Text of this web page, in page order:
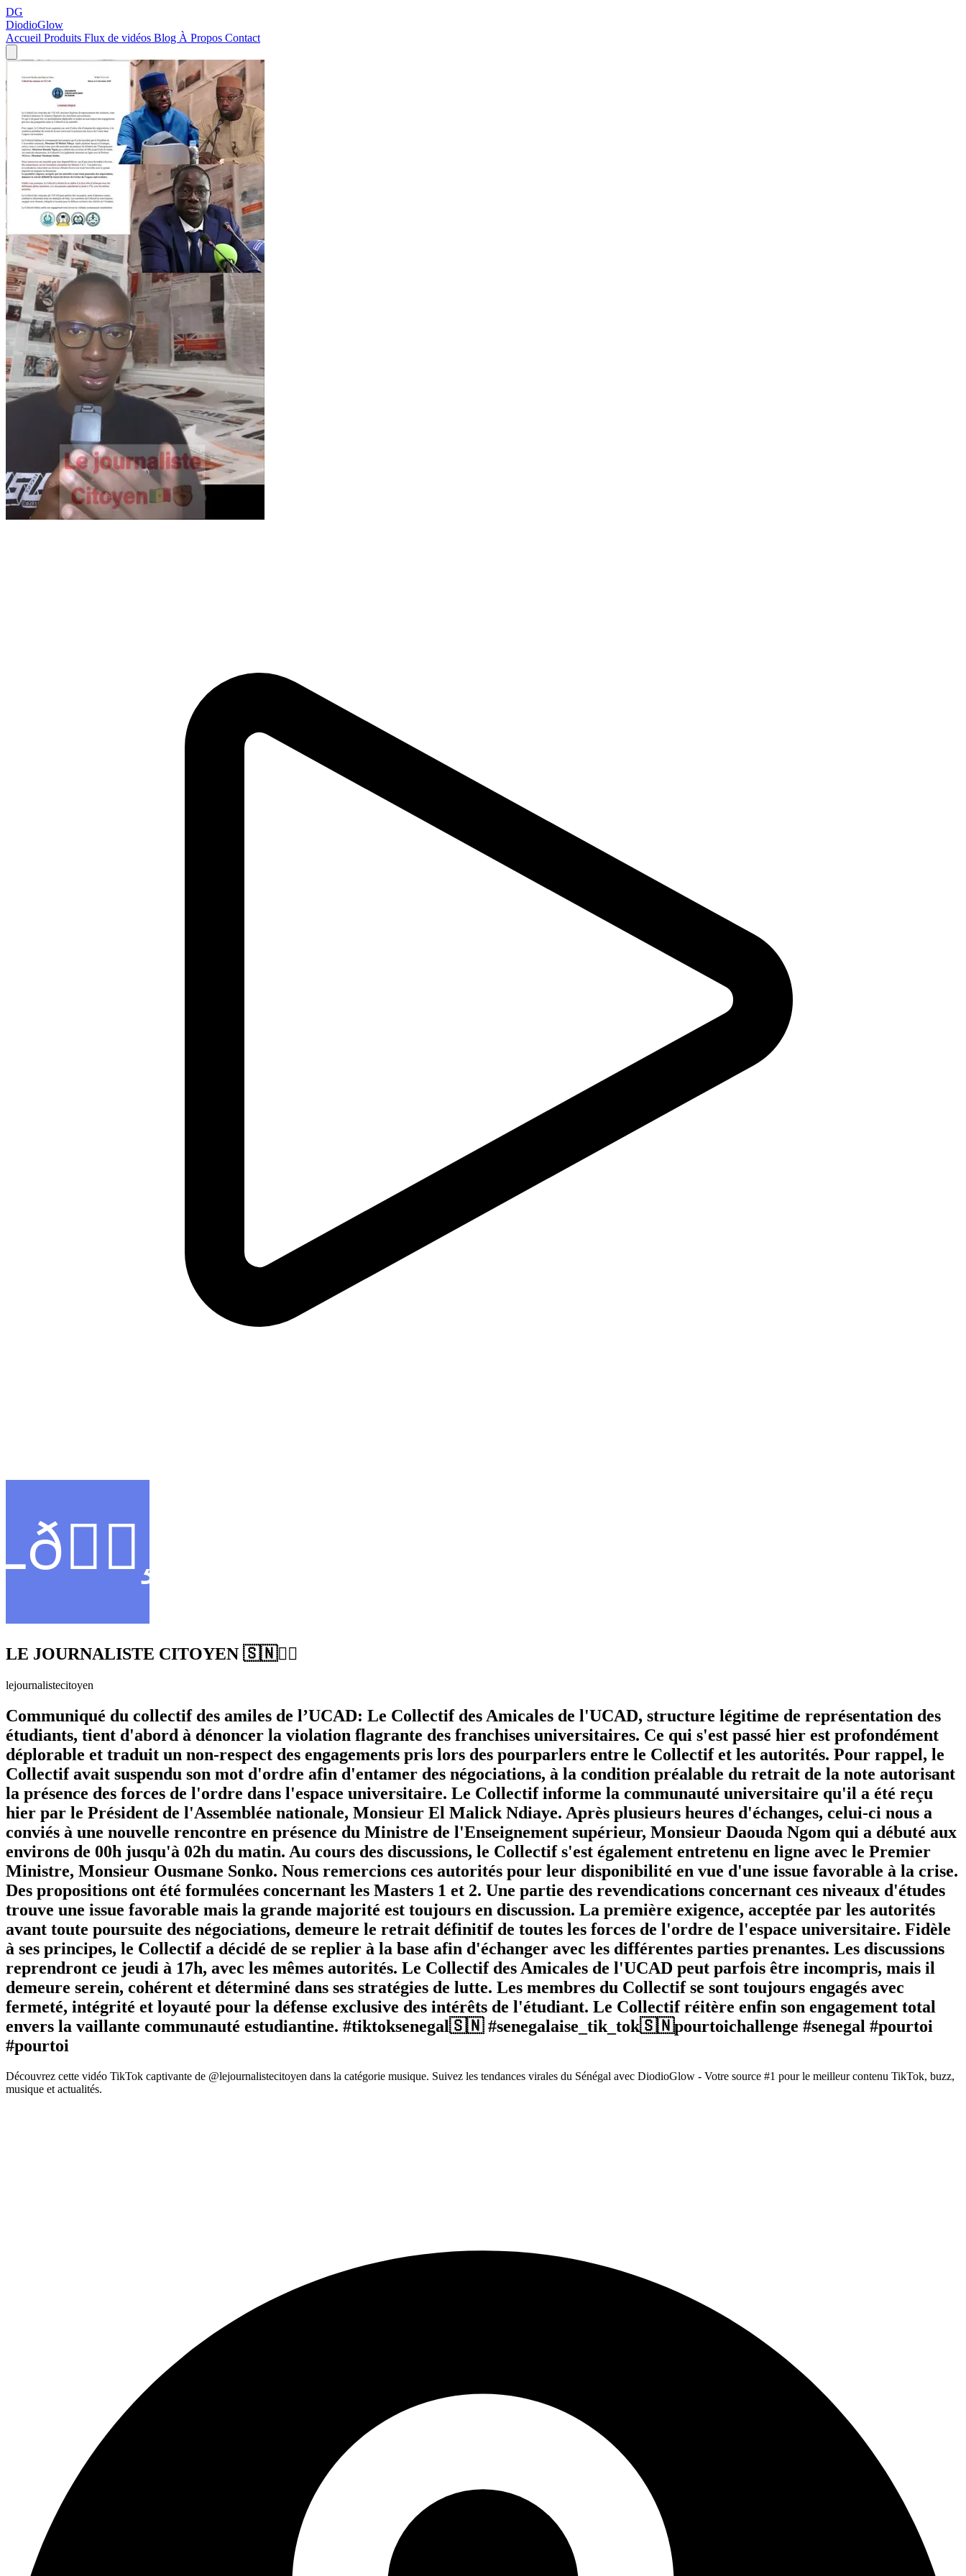
DG
DiodioGlow
Accueil Produits Flux de vidéos Blog À Propos Contact
LE JOURNALISTE CITOYEN 🇸🇳✊🏿
lejournalistecitoyen
Communiqué du collectif des amiles de l’UCAD: Le Collectif des Amicales de l'UCAD, structure légitime de représentation des
étudiants, tient d'abord à dénoncer la violation flagrante des franchises universitaires. Ce qui s'est passé hier est profondément
déplorable et traduit un non-respect des engagements pris lors des pourparlers entre le Collectif et les autorités. Pour rappel, le
Collectif avait suspendu son mot d'ordre afin d'entamer des négociations, à la condition préalable du retrait de la note autorisant
la présence des forces de l'ordre dans l'espace universitaire. Le Collectif informe la communauté universitaire qu'il a été reçu
hier par le Président de l'Assemblée nationale, Monsieur El Malick Ndiaye. Après plusieurs heures d'échanges, celui-ci nous a
conviés à une nouvelle rencontre en présence du Ministre de l'Enseignement supérieur, Monsieur Daouda Ngom qui a débuté aux
environs de 00h jusqu'à 02h du matin. Au cours des discussions, le Collectif s'est également entretenu en ligne avec le Premier
Ministre, Monsieur Ousmane Sonko. Nous remercions ces autorités pour leur disponibilité en vue d'une issue favorable à la crise.
Des propositions ont été formulées concernant les Masters 1 et 2. Une partie des revendications concernant ces niveaux d'études
trouve une issue favorable mais la grande majorité est toujours en discussion. La première exigence, acceptée par les autorités
avant toute poursuite des négociations, demeure le retrait définitif de toutes les forces de l'ordre de l'espace universitaire. Fidèle
à ses principes, le Collectif a décidé de se replier à la base afin d'échanger avec les différentes parties prenantes. Les discussions
reprendront ce jeudi à 17h, avec les mêmes autorités. Le Collectif des Amicales de l'UCAD peut parfois être incompris, mais il
demeure serein, cohérent et déterminé dans ses stratégies de lutte. Les membres du Collectif se sont toujours engagés avec
fermeté, intégrité et loyauté pour la défense exclusive des intérêts de l'étudiant. Le Collectif réitère enfin son engagement total
envers la vaillante communauté estudiantine. #tiktoksenegal🇸🇳 #senegalaise_tik_tok🇸🇳pourtoichallenge #senegal #pourtoi
#pourtoi
Découvrez cette vidéo TikTok captivante de @lejournalistecitoyen dans la catégorie musique. Suivez les tendances virales du Sénégal avec DiodioGlow - Votre source #1 pour le meilleur contenu TikTok, buzz,
musique et actualités.